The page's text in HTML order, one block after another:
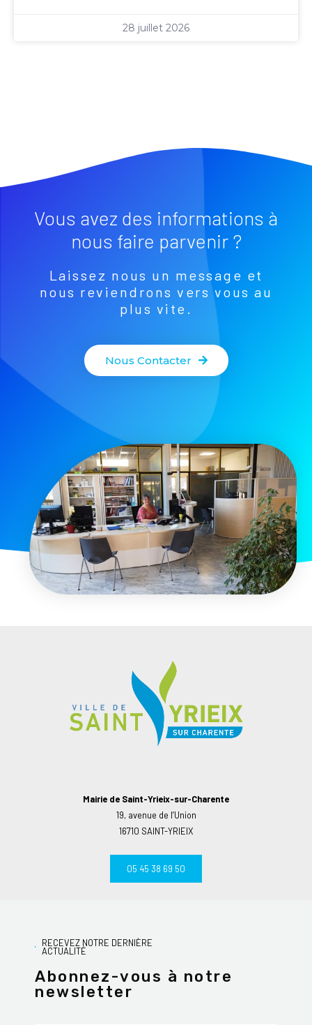
28 juillet 2026
Vous avez des informations à
nous faire parvenir ?
Laissez nous un message et
nous reviendrons vers vous au
plus vite.
Nous Contacter
Mairie de Saint-Yrieix-sur-Charente
19, avenue de l’Union
16710 SAINT-YRIEIX
05 45 38 69 50
RECEVEZ NOTRE DERNIÈRE
ACTUALITÉ
Abonnez-vous à notre
newsletter